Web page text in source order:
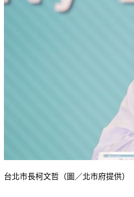
台北市長柯文哲（圖／北市府提供）